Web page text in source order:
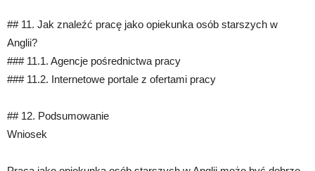
## 11. Jak znaleźć pracę jako opiekunka osób starszych w
Anglii?
### 11.1. Agencje pośrednictwa pracy
### 11.2. Internetowe portale z ofertami pracy
## 12. Podsumowanie
Wniosek